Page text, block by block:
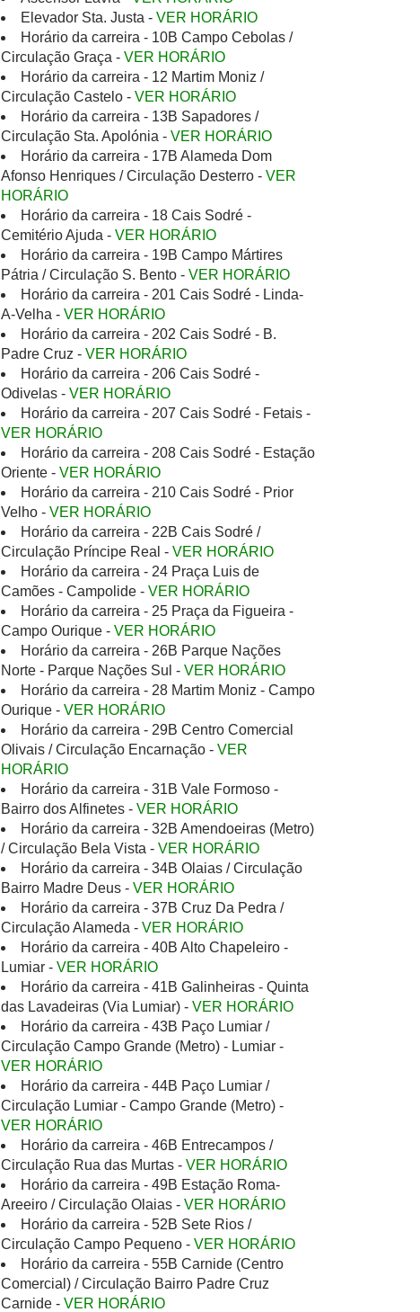
Elevador Sta. Justa - VER HORÁRIO
Horário da carreira - 10B Campo Cebolas /
Circulação Graça - VER HORÁRIO
Horário da carreira - 12 Martim Moniz /
Circulação Castelo - VER HORÁRIO
Horário da carreira - 13B Sapadores /
Circulação Sta. Apolónia - VER HORÁRIO
Horário da carreira - 17B Alameda Dom
Afonso Henriques / Circulação Desterro - VER
HORÁRIO
Horário da carreira - 18 Cais Sodré -
Cemitério Ajuda - VER HORÁRIO
Horário da carreira - 19B Campo Mártires
Pátria / Circulação S. Bento - VER HORÁRIO
Horário da carreira - 201 Cais Sodré - Linda-
A-Velha - VER HORÁRIO
Horário da carreira - 202 Cais Sodré - B.
Padre Cruz - VER HORÁRIO
Horário da carreira - 206 Cais Sodré -
Odivelas - VER HORÁRIO
Horário da carreira - 207 Cais Sodré - Fetais -
VER HORÁRIO
Horário da carreira - 208 Cais Sodré - Estação
Oriente - VER HORÁRIO
Horário da carreira - 210 Cais Sodré - Prior
Velho - VER HORÁRIO
Horário da carreira - 22B Cais Sodré /
Circulação Príncipe Real - VER HORÁRIO
Horário da carreira - 24 Praça Luis de
Camões - Campolide - VER HORÁRIO
Horário da carreira - 25 Praça da Figueira -
Campo Ourique - VER HORÁRIO
Horário da carreira - 26B Parque Nações
Norte - Parque Nações Sul - VER HORÁRIO
Horário da carreira - 28 Martim Moniz - Campo
Ourique - VER HORÁRIO
Horário da carreira - 29B Centro Comercial
Olivais / Circulação Encarnação - VER
HORÁRIO
Horário da carreira - 31B Vale Formoso -
Bairro dos Alfinetes - VER HORÁRIO
Horário da carreira - 32B Amendoeiras (Metro)
/ Circulação Bela Vista - VER HORÁRIO
Horário da carreira - 34B Olaias / Circulação
Bairro Madre Deus - VER HORÁRIO
Horário da carreira - 37B Cruz Da Pedra /
Circulação Alameda - VER HORÁRIO
Horário da carreira - 40B Alto Chapeleiro -
Lumiar - VER HORÁRIO
Horário da carreira - 41B Galinheiras - Quinta
das Lavadeiras (Via Lumiar) - VER HORÁRIO
Horário da carreira - 43B Paço Lumiar /
Circulação Campo Grande (Metro) - Lumiar -
VER HORÁRIO
Horário da carreira - 44B Paço Lumiar /
Circulação Lumiar - Campo Grande (Metro) -
VER HORÁRIO
Horário da carreira - 46B Entrecampos /
Circulação Rua das Murtas - VER HORÁRIO
Horário da carreira - 49B Estação Roma-
Areeiro / Circulação Olaias - VER HORÁRIO
Horário da carreira - 52B Sete Rios /
Circulação Campo Pequeno - VER HORÁRIO
Horário da carreira - 55B Carnide (Centro
Comercial) / Circulação Bairro Padre Cruz
Carnide - VER HORÁRIO